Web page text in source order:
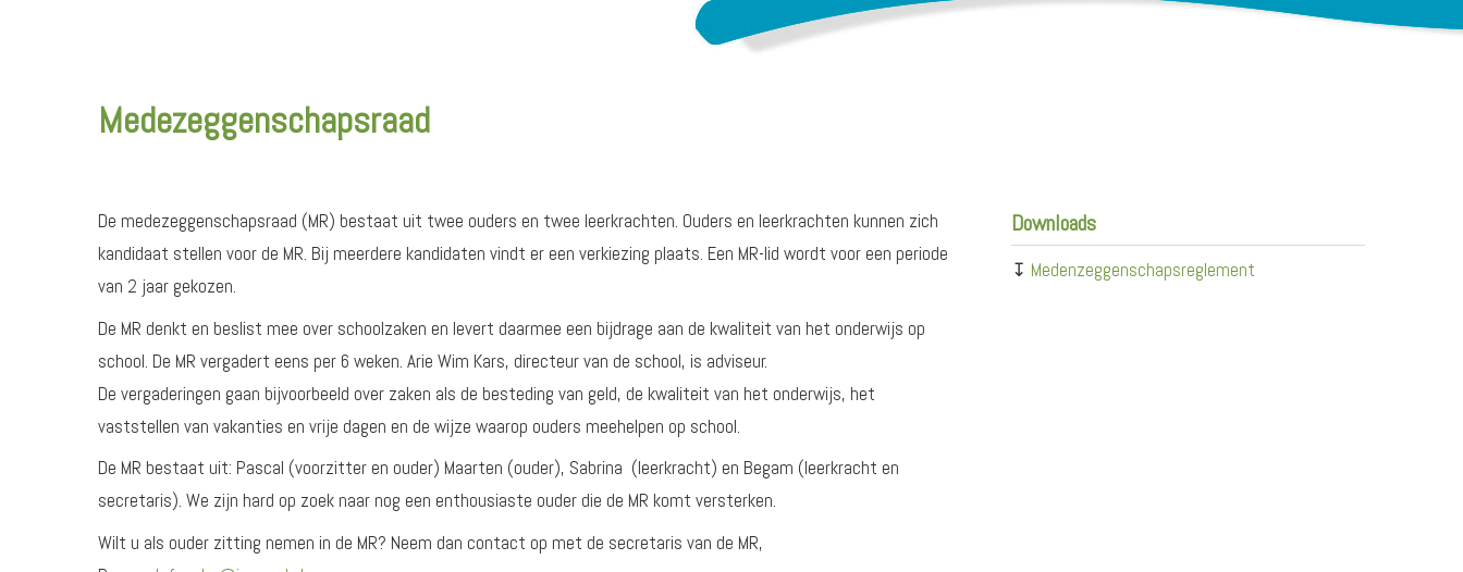
Medezeggenschapsraad
De medezeggenschapsraad (MR) bestaat uit twee ouders en twee leerkrachten. Ouders en leerkrachten kunnen zich
kandidaat stellen voor de MR. Bij meerdere kandidaten vindt er een verkiezing plaats. Een MR-lid wordt voor een periode
van 2 jaar gekozen.
De MR denkt en beslist mee over schoolzaken en levert daarmee een bijdrage aan de kwaliteit van het onderwijs op
school. De MR vergadert eens per 6 weken. Arie Wim Kars, directeur van de school, is adviseur.
De vergaderingen gaan bijvoorbeeld over zaken als de besteding van geld, de kwaliteit van het onderwijs, het
vaststellen van vakanties en vrije dagen en de wijze waarop ouders meehelpen op school.
De MR bestaat uit: Pascal (voorzitter en ouder) Maarten (ouder), Sabrina (leerkracht) en Begam (leerkracht en
secretaris). We zijn hard op zoek naar nog een enthousiaste ouder die de MR komt versterken.
Wilt u als ouder zitting nemen in de MR? Neem dan contact op met de secretaris van de MR,
Downloads
↧ Medenzeggenschapsreglement